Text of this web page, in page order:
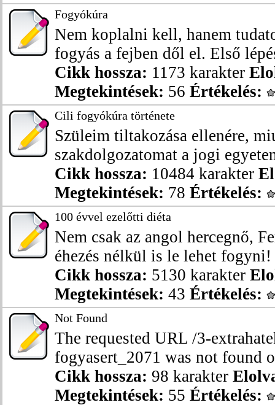
Fogyókúra
Nem koplalni kell, hanem
fogyás a fejben dől el. Első
Cikk hossza: 1173 karakter
Megtekintések: 56 Értékelés:
Cili fogyókúra története
Szüleim tiltakozása ellenére,
szakdolgozatomat a jogi
Cikk hossza: 10484 karakter
Megtekintések: 78 Értékelés:
100 évvel ezelőtti diéta
Nem csak az angol hercegnő,
éhezés nélkül is le lehet
Cikk hossza: 5130 karakter
Megtekintések: 43 Értékelés:
Not Found
The requested URL /3-
fogyasert_2071 was not found
Cikk hossza: 98 karakter
Megtekintések: 55 Értékelés: